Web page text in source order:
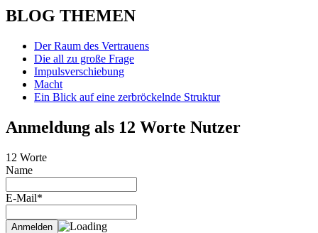
BLOG THEMEN
Der Raum des Vertrauens
Die all zu große Frage
Impulsverschiebung
Macht
Ein Blick auf eine zerbröckelnde Struktur
Anmeldung als 12 Worte Nutzer
12 Worte
Name
E-Mail*